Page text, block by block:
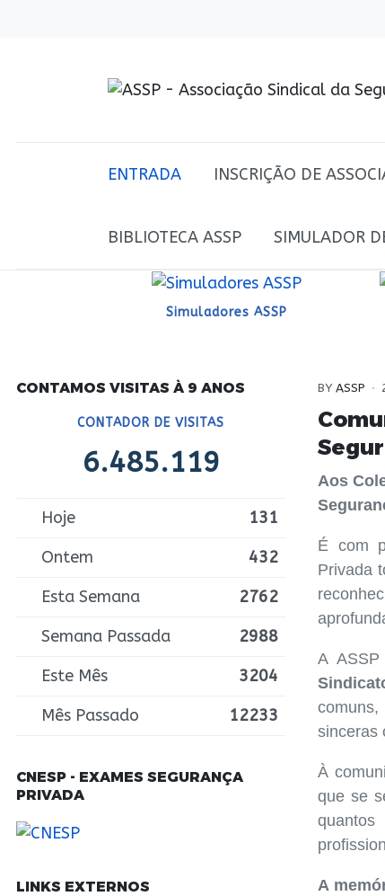
ENTRADA INSCRIÇÃO DE
BIBLIOTECA ASSP SIMULADOR
Simuladores ASSP
BY ASSP
Aos
É com
Privada
A
sinceras
À
que se
A
CONTAMOS VISITAS À 9 ANOS
CONTADOR DE VISITAS
6.485.119
Hoje
131
Ontem
432
Esta Semana
2762
Semana Passada
2988
Este Mês
3204
Mês Passado
12233
CNESP - EXAMES SEGURANÇA
PRIVADA
LINKS EXTERNOS